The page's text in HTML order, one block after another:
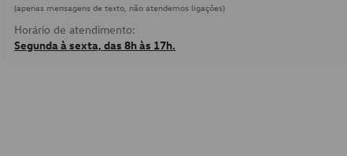
(apenas mensagens de texto, não atendemos ligações)
Horário de atendimento:
Segunda à sexta, das 8h às 17h.